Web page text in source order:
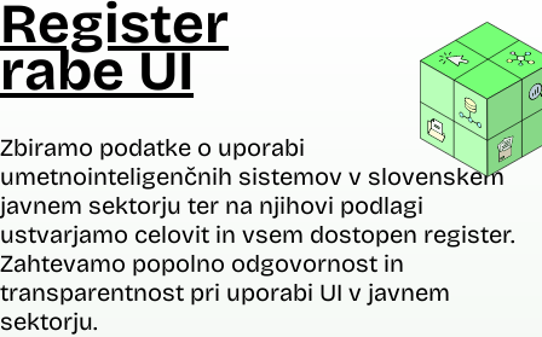
Register
rabe UI
Zbiramo podatke o uporabi
umetnointeligenčnih sistemov v slovenskem
javnem sektorju ter na njihovi podlagi
ustvarjamo celovit in vsem dostopen register.
Zahtevamo popolno odgovornost in
transparentnost pri uporabi UI v javnem
sektorju.